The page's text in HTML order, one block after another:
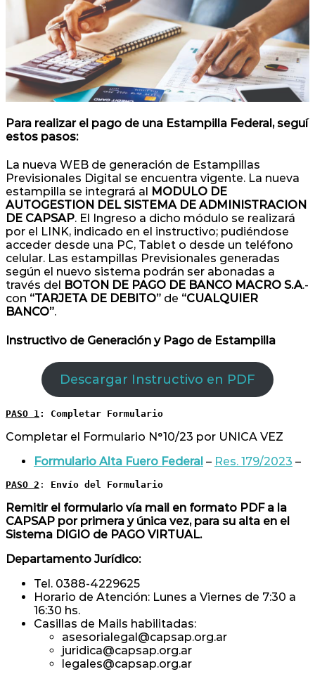
Para realizar el pago de una Estampilla Federal, seguí
estos pasos:
La nueva WEB de generación de Estampillas
Previsionales Digital se encuentra vigente. La nueva
estampilla se integrará al
MODULO DE
AUTOGESTION DEL SISTEMA DE ADMINISTRACION
DE CAPSAP. El Ingreso a dicho módulo se realizará
por el LINK, indicado en el instructivo; pudiéndose
acceder desde una PC, Tablet o desde un teléfono
celular. Las estampillas Previsionales generadas
según el nuevo sistema podrán ser abonadas a
través del
BOTON DE PAGO DE BANCO MACRO S.A.-
con “TARJETA DE DEBITO” de “CUALQUIER
BANCO”.
Instructivo de Generación y Pago de Estampilla
Descargar Instructivo en PDF
PASO 1 : Completar Formulario
Completar el Formulario N°10/23 por UNICA VEZ
Formulario Alta Fuero Federal – Res. 179/2023 –
PASO 2 : Envío del Formulario
Remitir el formulario vía mail en formato PDF a la
CAPSAP por primera y única vez, para su alta en el
Sistema DIGIO de PAGO VIRTUAL.
Departamento Jurídico:
Tel. 0388-4229625
Horario de Atención: Lunes a Viernes de 7:30 a
16:30 hs.
Casillas de Mails habilitadas:
asesorialegal@capsap.org.ar
juridica@capsap.org.ar
legales@capsap.org.ar